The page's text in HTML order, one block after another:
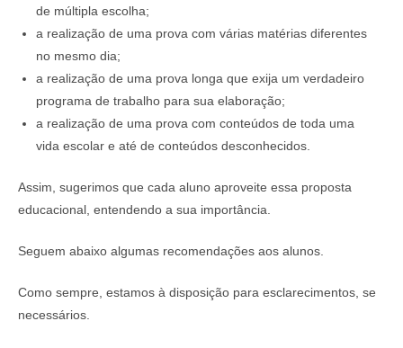
de múltipla escolha;
a realização de uma prova com várias matérias diferentes
no mesmo dia;
a realização de uma prova longa que exija um verdadeiro
programa de trabalho para sua elaboração;
a realização de uma prova com conteúdos de toda uma
vida escolar e até de conteúdos desconhecidos.
Assim, sugerimos que cada aluno aproveite essa proposta
educacional, entendendo a sua importância.
Seguem abaixo algumas recomendações aos alunos.
Como sempre, estamos à disposição para esclarecimentos, se
necessários.